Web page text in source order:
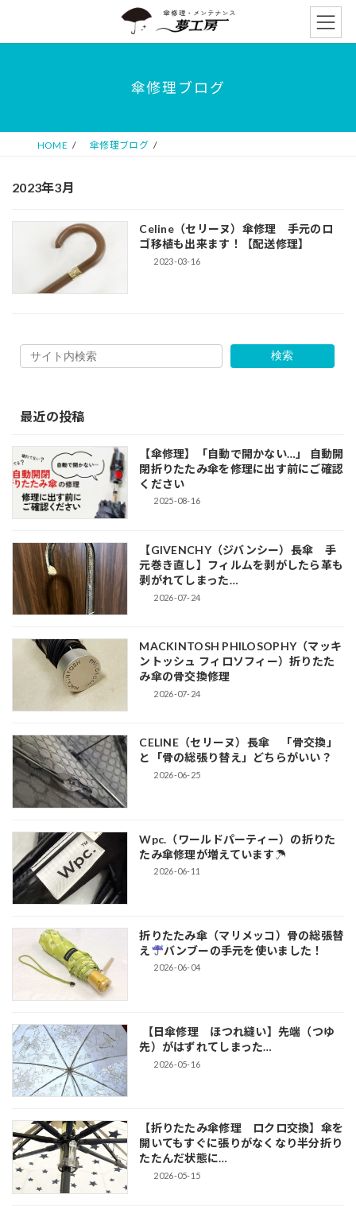
ッ
移
傘修理ブログ
HOME 傘修理ブログ
2023年3月
Celine（セリーヌ）傘修理 手元のロ
ゴ移植も出来ます！【配送修理】
2023-03-16
検索
最近の投稿
【傘修理】「自動で開かない…」 自動開
閉折りたたみ傘を修理に出す前にご確認
ください
2025-08-16
【GIVENCHY（ジバンシー）長傘 手
元巻き直し】フィルムを剥がしたら革も
剥がれてしまった…
2026-07-24
MACKINTOSH PHILOSOPHY（マッキ
ントッシュ フィロソフィー）折りたた
み傘の骨交換修理
2026-07-24
CELINE（セリーヌ）長傘 「骨交換」
と「骨の総張り替え」どちらがいい？
2026-06-25
Wpc.（ワールドパーティー）の折りた
たみ傘修理が増えています☂
2026-06-11
折りたたみ傘（マリメッコ）骨の総張替
え
バンブーの手元を使いました！
2026-06-04
【日傘修理 ほつれ縫い】先端（つゆ
先）がはずれてしまった…
2026-05-16
【折りたたみ傘修理 ロクロ交換】傘を
開いてもすぐに張りがなくなり半分折り
たたんだ状態に…
2026-05-15